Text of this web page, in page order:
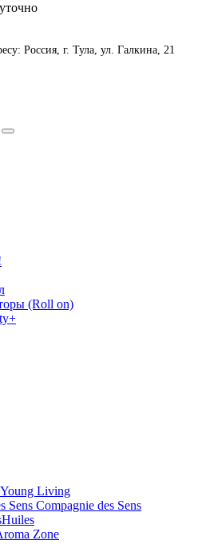
Россия, г. Тула, ул. Галкина, 21
(Roll on)
Young Living
Compagnie des Sens
Zone